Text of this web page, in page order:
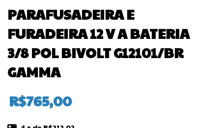
PARAFUSADEIRA E
FURADEIRA 12 V A BATERIA
3/8 POL BIVOLT G12101/BR
GAMMA
R$765,00